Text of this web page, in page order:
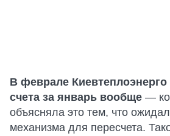
В феврале
счета за январь вообще —
объясняла это тем, что
механизма для пересчета.